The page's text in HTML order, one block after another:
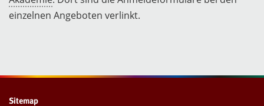
einzelnen Angeboten verlinkt.
Sitemap